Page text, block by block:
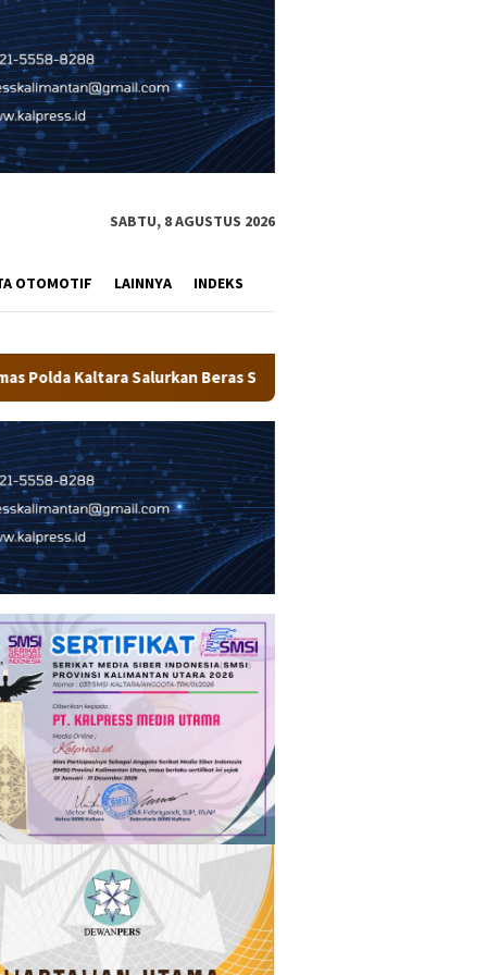
SABTU, 8 AGUSTUS 2026
OTOMOTIF LAINNYA INDEKS
SPHP Kepada Masyarakat